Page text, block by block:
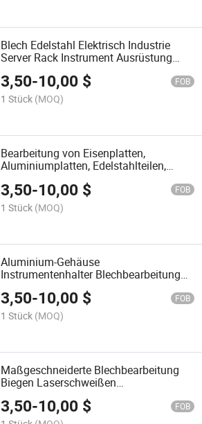
Blech Edelstahl Elektrisch Industrie
Server Rack Instrument Ausrüstung
Metallbox Gehäuse Steuerpanel
Anschluss Hardware Chassis Gehäuse
Schrank
3,50-10,00 $ FOB
1 Stück (MOQ)
Bearbeitung von Eisenplatten,
Aluminiumplatten, Edelstahlteilen,
3,50-10,00 $ FOB
1 Stück (MOQ)
Aluminium-Gehäuse
Instrumentenhalter Blechbearbeitung
Schweißen Stanzen
3,50-10,00 $ FOB
1 Stück (MOQ)
Maßgeschneiderte Blechbearbeitung
Biegen Laserschweißen
Halterungsfixiersitz
Hardwarekomponenten Stanzteile
3,50-10,00 $ FOB